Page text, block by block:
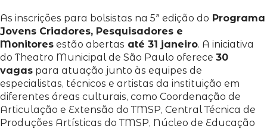
As inscrições para bolsistas na 5ª edição do Programa
Jovens Criadores, Pesquisadores e
Monitores estão abertas até 31 janeiro. A iniciativa
do Theatro Municipal de São Paulo oferece 30
vagas para atuação junto às equipes de
especialistas, técnicos e artistas da instituição em
diferentes áreas culturais, como Coordenação de
Articulação e Extensão do TMSP, Central Técnica de
Produções Artísticas do TMSP, Núcleo de Educação